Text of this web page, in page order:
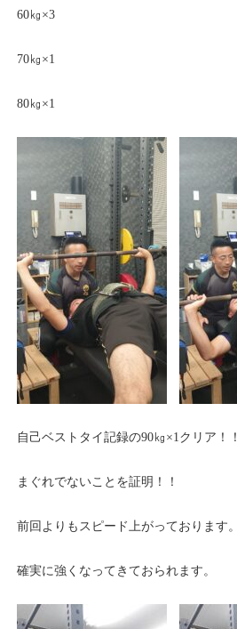
60㎏×3
70㎏×1
80㎏×1
自己ベストタイ記録の90㎏×1クリア！！
まぐれでないことを証明！！
前回よりもスピード上がっております。
確実に強くなってきておられます。